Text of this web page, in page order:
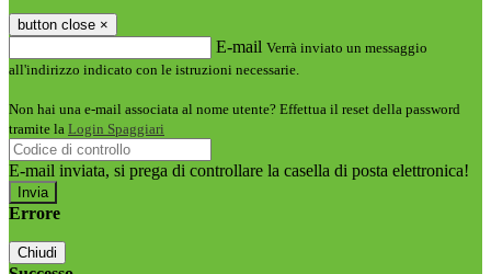
button close ×
E-mail Verrà inviato un messaggio
all'indirizzo indicato con le istruzioni necessarie.
Non hai una e-mail associata al nome utente? Effettua il reset della password
tramite la Login Spaggiari
E-mail inviata, si prega di controllare la casella di posta elettronica!
Errore
Chiudi